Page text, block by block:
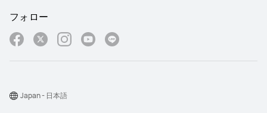
フォロー
Japan - 日本語